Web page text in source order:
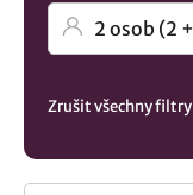
Zrušit všechny filtry